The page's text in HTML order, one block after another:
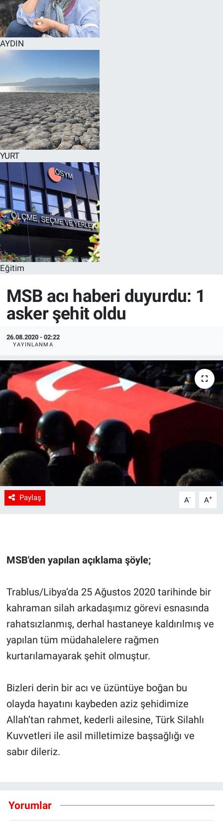
AYDIN
YURT
Eğitim
MSB acı haberi duyurdu: 1
asker şehit oldu
26.08.2020 - 02:22
YAYINLANMA
Paylaş A- A+
MSB'den yapılan açıklama şöyle;
Trablus/Libya’da 25 Ağustos 2020 tarihinde bir
kahraman silah arkadaşımız görevi esnasında
rahatsızlanmış, derhal hastaneye kaldırılmış ve
yapılan tüm müdahalelere rağmen
kurtarılamayarak şehit olmuştur.
Bizleri derin bir acı ve üzüntüye boğan bu
olayda hayatını kaybeden aziz şehidimize
Allah’tan rahmet, kederli ailesine, Türk Silahlı
Kuvvetleri ile asil milletimize başsağlığı ve
sabır dileriz.
Yorumlar